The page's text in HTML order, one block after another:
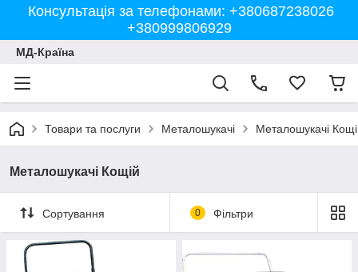
Консультація за телефонами: +380687238026
+380999806929
МД-Країна
Товари та послуги Металошукачі Металошукачі
Металошукачі Кощій
Сортування 0 Фільтри